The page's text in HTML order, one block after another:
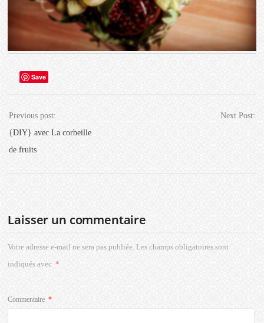
Save
Previous post:
{DIY} avec La corbeille
de fruits
Next Post:
Laisser un commentaire
Votre adresse e-mail ne sera pas publiée. Les champs obligatoires sont
indiqués avec *
Commentaire *